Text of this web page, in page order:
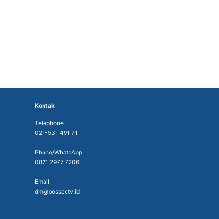
Kontak
Telephone
021-531 491 71
Phone/WhatsApp
0821 2977 7206
Email
dm@bosscctv.id